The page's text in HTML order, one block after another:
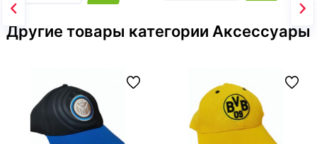
Другие товары категории Аксессуары